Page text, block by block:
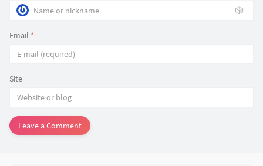
🎲
Email *
Site
Leave a Comment